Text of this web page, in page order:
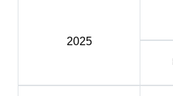
2025